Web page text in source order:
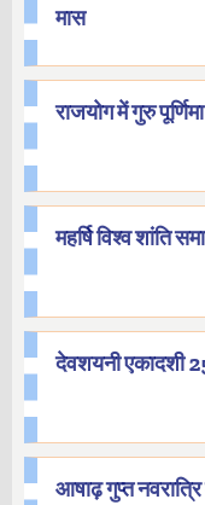
मास
राजयोग में गुरु
महर्षि विश्व शांति
देवशयनी एकादशी
आषाढ़ गुप्त